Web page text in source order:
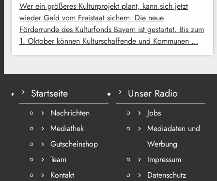
Wer ein größeres Kulturprojekt plant, kann sich jetzt
wieder Geld vom Freistaat sichern. Die neue
Förderrunde des Kulturfonds Bayern ist gestartet. Bis zum
1. Oktober können Kulturschaffende und Kommunen …
Startseite
Nachrichten
Mediathek
Gutscheinshop
Team
Kontakt
Unser Radio
Jobs
Mediadaten und
Werbung
Impressum
Datenschutz